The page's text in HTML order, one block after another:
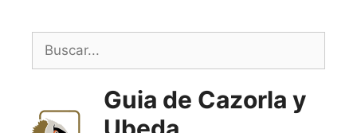
contenido
Buscar:
Guia de Cazorla y